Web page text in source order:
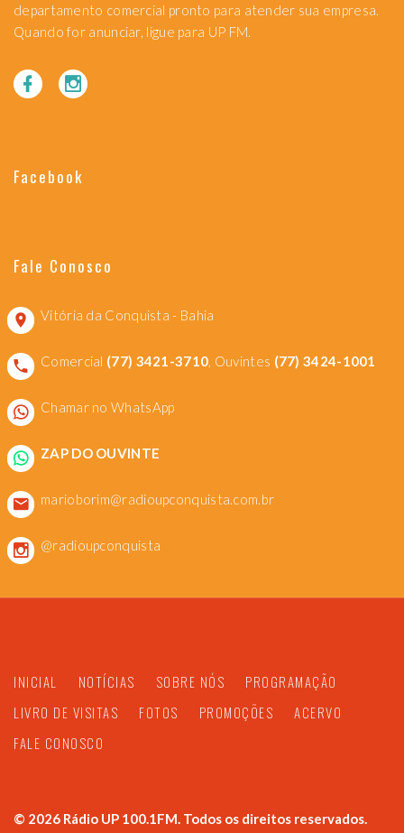
departamento comercial pronto para atender sua empresa.
Quando for anunciar, ligue para UP FM.
Facebook
Fale Conosco
Vitória da Conquista - Bahia
Comercial (77) 3421-3710, Ouvintes (77) 3424-1001
Chamar no WhatsApp
ZAP DO OUVINTE
marioborim@radioupconquista.com.br
@radioupconquista
INICIAL NOTÍCIAS SOBRE NÓS
PROGRAMAÇÃO
LIVRO DE VISITAS
FOTOS PROMOÇÕES
ACERVO
FALE CONOSCO
© 2026 Rádio UP 100.1FM. Todos os direitos reservados.